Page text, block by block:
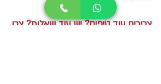
צריכים עוד טיפים? יש עוד שאלות? צרו